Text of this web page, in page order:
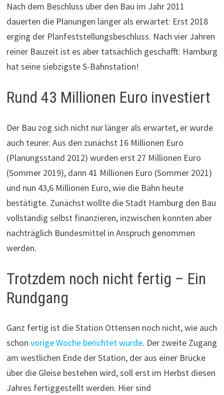
Nach dem Beschluss über den Bau im Jahr 2011
dauerten die Planungen länger als erwartet: Erst 2018
erging der Planfeststellungsbeschluss. Nach vier Jahren
reiner Bauzeit ist es aber tatsächlich geschafft: Hamburg
hat seine siebzigste S-Bahnstation!
Rund 43 Millionen Euro investiert
Der Bau zog sich nicht nur länger als erwartet, er wurde
auch teurer. Aus den zunächst 16 Millionen Euro
(Planungsstand 2012) wurden erst 27 Millionen Euro
(Sommer 2019), dann 41 Millionen Euro (Sommer 2021)
und nun 43,6 Millionen Euro, wie die Bahn heute
bestätigte. Zunächst wollte die Stadt Hamburg den Bau
vollständig selbst finanzieren, inzwischen konnten aber
nachträglich Bundesmittel in Anspruch genommen
werden.
Trotzdem noch nicht fertig – Ein
Rundgang
Ganz fertig ist die Station Ottensen noch nicht, wie auch
schon vorige Woche berichtet wurde. Der zweite Zugang
am westlichen Ende der Station, der aus einer Brücke
über die Gleise bestehen wird, soll erst im Herbst diesen
Jahres fertiggestellt werden. Hier sind